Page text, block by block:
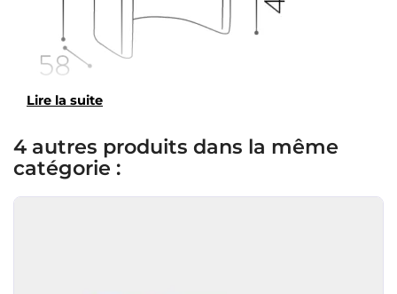
Lire la suite
4 autres produits dans la même
catégorie :